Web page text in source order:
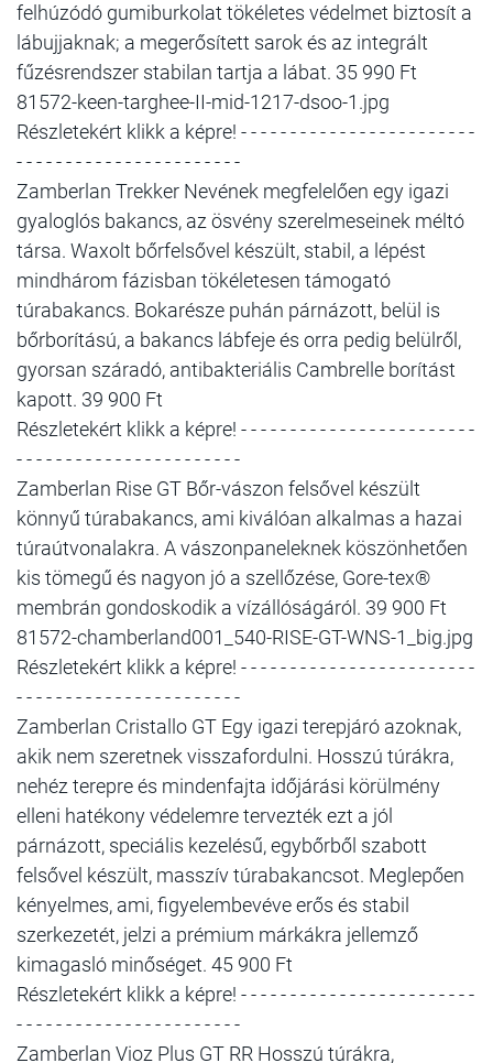
felhúzódó gumiburkolat tökéletes védelmet biztosít a
lábujjaknak; a megerősített sarok és az integrált
fűzésrendszer stabilan tartja a lábat. 35 990 Ft
81572-keen-targhee-II-mid-1217-dsoo-1.jpg
Részletekért klikk a képre! - - - - - - - - - - - - - - - - - - - - - - - -
- - - - - - - - - - - - - - - - - - - - - - -
Zamberlan Trekker Nevének megfelelően egy igazi
gyaloglós bakancs, az ösvény szerelmeseinek méltó
társa. Waxolt bőrfelsővel készült, stabil, a lépést
mindhárom fázisban tökéletesen támogató
túrabakancs. Bokarésze puhán párnázott, belül is
bőrborítású, a bakancs lábfeje és orra pedig belülről,
gyorsan száradó, antibakteriális Cambrelle borítást
kapott. 39 900 Ft
Részletekért klikk a képre! - - - - - - - - - - - - - - - - - - - - - - - -
- - - - - - - - - - - - - - - - - - - - - - -
Zamberlan Rise GT Bőr-vászon felsővel készült
könnyű túrabakancs, ami kiválóan alkalmas a hazai
túraútvonalakra. A vászonpaneleknek köszönhetően
kis tömegű és nagyon jó a szellőzése, Gore-tex®
membrán gondoskodik a vízállóságáról. 39 900 Ft
81572-chamberland001_540-RISE-GT-WNS-1_big.jpg
Részletekért klikk a képre! - - - - - - - - - - - - - - - - - - - - - - - -
- - - - - - - - - - - - - - - - - - - - - - -
Zamberlan Cristallo GT Egy igazi terepjáró azoknak,
akik nem szeretnek visszafordulni. Hosszú túrákra,
nehéz terepre és mindenfajta időjárási körülmény
elleni hatékony védelemre tervezték ezt a jól
párnázott, speciális kezelésű, egybőrből szabott
felsővel készült, masszív túrabakancsot. Meglepően
kényelmes, ami, figyelembevéve erős és stabil
szerkezetét, jelzi a prémium márkákra jellemző
kimagasló minőséget. 45 900 Ft
Részletekért klikk a képre! - - - - - - - - - - - - - - - - - - - - - - - -
- - - - - - - - - - - - - - - - - - - - - - -
Zamberlan Vioz Plus GT RR Hosszú túrákra,